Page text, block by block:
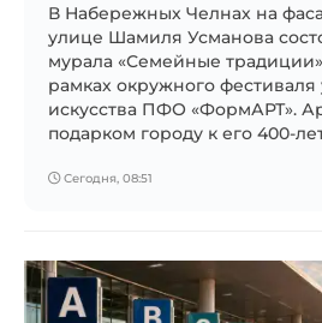
В Набережных Челнах на
улице Шамиля Усманова
мурала «Семейные
рамках окружного фестиваля
искусства ПФО «ФормАРТ».
подарком городу к его 400-
Сегодня, 08:51